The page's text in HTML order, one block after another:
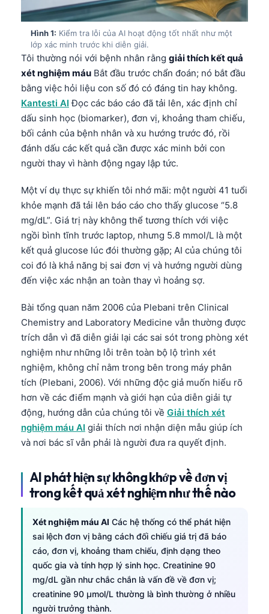
Hình 1: Kiểm tra lỗi của AI hoạt động tốt nhất như một
lớp xác minh trước khi diễn giải.
Tôi thường nói với bệnh nhân rằng giải thích kết quả
xét nghiệm máu Bắt đầu trước chẩn đoán; nó bắt đầu
bằng việc hỏi liệu con số đó có đáng tin hay không.
Kantesti AI Đọc các báo cáo đã tải lên, xác định chỉ
dấu sinh học (biomarker), đơn vị, khoảng tham chiếu,
bối cảnh của bệnh nhân và xu hướng trước đó, rồi
đánh dấu các kết quả cần được xác minh bởi con
người thay vì hành động ngay lập tức.
Một ví dụ thực sự khiến tôi nhớ mãi: một người 41 tuổi
khỏe mạnh đã tải lên báo cáo cho thấy glucose “5.8
mg/dL”. Giá trị này không thể tương thích với việc
ngồi bình tĩnh trước laptop, nhưng 5.8 mmol/L là một
kết quả glucose lúc đói thường gặp; AI của chúng tôi
coi đó là khả năng bị sai đơn vị và hướng người dùng
đến việc xác nhận an toàn thay vì hoảng sợ.
Bài tổng quan năm 2006 của Plebani trên Clinical
Chemistry and Laboratory Medicine vẫn thường được
trích dẫn vì đã diễn giải lại các sai sót trong phòng xét
nghiệm như những lỗi trên toàn bộ lộ trình xét
nghiệm, không chỉ nằm trong bên trong máy phân
tích (Plebani, 2006). Với những độc giả muốn hiểu rõ
hơn về các điểm mạnh và giới hạn của diễn giải tự
động, hướng dẫn của chúng tôi về Giải thích xét
nghiệm máu AI giải thích nơi nhận diện mẫu giúp ích
và nơi bác sĩ vẫn phải là người đưa ra quyết định.
AI phát hiện sự không khớp về đơn vị
trong kết quả xét nghiệm như thế nào
Xét nghiệm máu AI Các hệ thống có thể phát hiện
sai lệch đơn vị bằng cách đối chiếu giá trị đã báo
cáo, đơn vị, khoảng tham chiếu, định dạng theo
quốc gia và tính hợp lý sinh học. Creatinine 90
mg/dL gần như chắc chắn là vấn đề về đơn vị;
creatinine 90 µmol/L thường là bình thường ở nhiều
người trưởng thành.